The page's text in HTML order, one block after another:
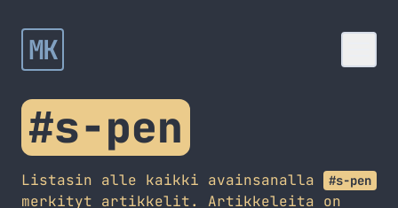
MK
#s-pen
Listasin alle kaikki avainsanalla #s-pen
merkityt artikkelit. Artikkeleita on